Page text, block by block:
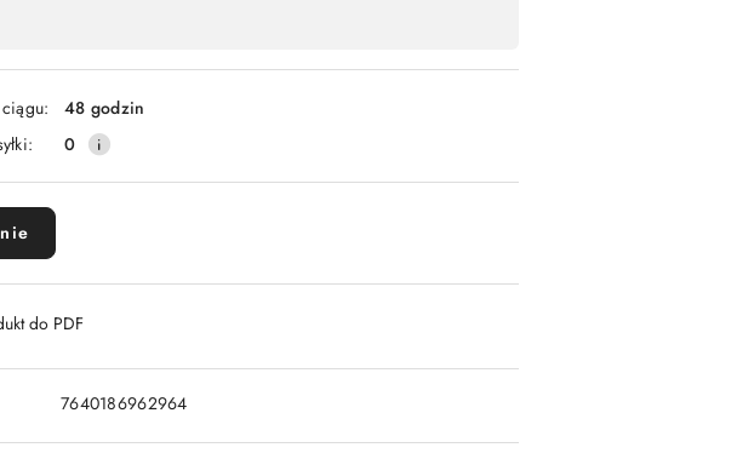
48 godzin
0
do PDF
7640186962964